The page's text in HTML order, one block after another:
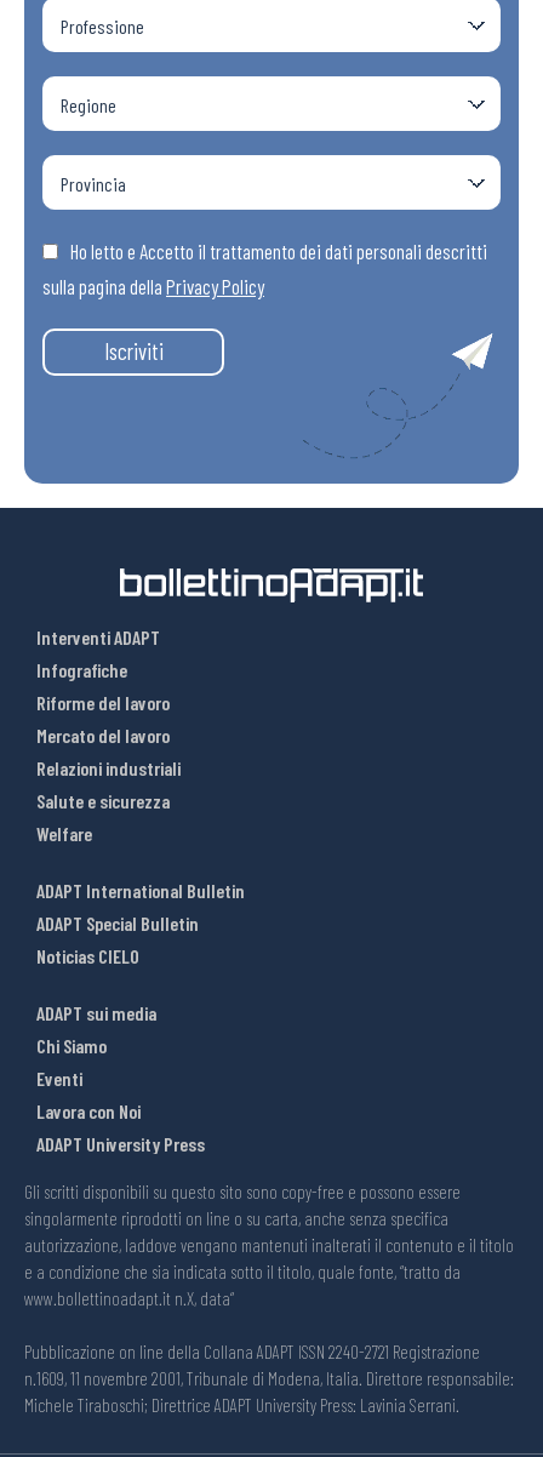
Ho letto e Accetto il trattamento dei dati personali descritti
sulla pagina della Privacy Policy
Iscriviti
Interventi ADAPT
Infografiche
Riforme del lavoro
Mercato del lavoro
Relazioni industriali
Salute e sicurezza
Welfare
ADAPT International Bulletin
ADAPT Special Bulletin
Noticias CIELO
ADAPT sui media
Chi Siamo
Eventi
Lavora con Noi
ADAPT University Press
Gli scritti disponibili su questo sito sono copy-free e possono essere
singolarmente riprodotti on line o su carta, anche senza specifica
autorizzazione, laddove vengano mantenuti inalterati il contenuto e il titolo
e a condizione che sia indicata sotto il titolo, quale fonte, “tratto da
www.bollettinoadapt.it n.X, data“
Pubblicazione on line della Collana ADAPT ISSN 2240-2721 Registrazione
n.1609, 11 novembre 2001, Tribunale di Modena, Italia. Direttore responsabile:
Michele Tiraboschi; Direttrice ADAPT University Press: Lavinia Serrani.